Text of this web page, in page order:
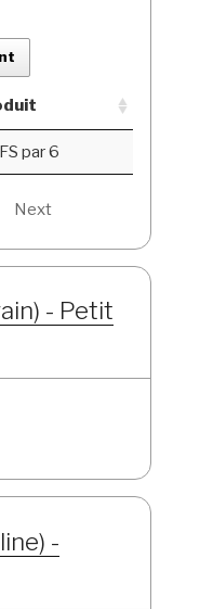
par 6
Next
- Petit
-